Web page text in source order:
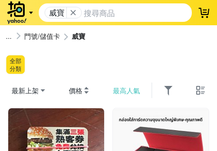
威寶 登
門號/儲值卡 威寶
全部
分類
最新上架 價格 最高人氣